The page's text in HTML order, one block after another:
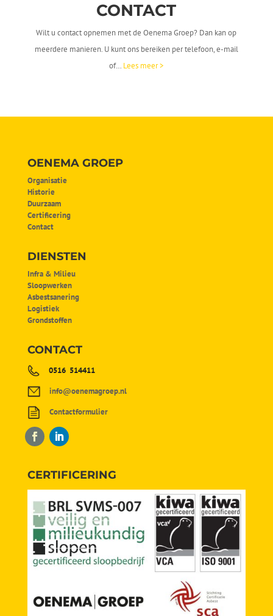
CONTACT
Wilt u contact opnemen met de Oenema Groep? Dan kan op
meerdere manieren. U kunt ons bereiken per telefoon, e-mail
of… Lees meer >
OENEMA GROEP
Organisatie
Historie
Duurzaam
Certificering
Contact
DIENSTEN
Infra & Milieu
Sloopwerken
Asbestsanering
Logistiek
Grondstoffen
CONTACT
0516 514411
info@oenemagroep.nl
Contactformulier
CERTIFICERING